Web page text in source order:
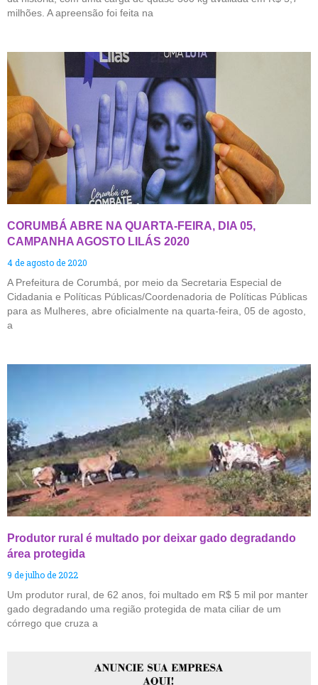
milhões. A apreensão foi feita na
CORUMBÁ ABRE NA QUARTA-FEIRA, DIA 05,
CAMPANHA AGOSTO LILÁS 2020
4 de agosto de 2020
A Prefeitura de Corumbá, por meio da Secretaria Especial de
Cidadania e Políticas Públicas/Coordenadoria de Políticas Públicas
para as Mulheres, abre oficialmente na quarta-feira, 05 de agosto,
a
Produtor rural é multado por deixar gado degradando
área protegida
9 de julho de 2022
Um produtor rural, de 62 anos, foi multado em R$ 5 mil por manter
gado degradando uma região protegida de mata ciliar de um
córrego que cruza a